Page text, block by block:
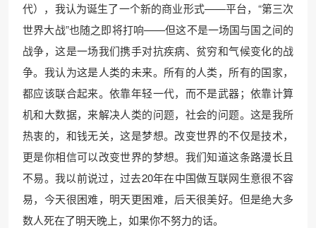
代），我认为诞生了一个新的商业形式——平台，“第三次
世界大战”也随之即将打响——但这不是一场国与国之间的
战争，这是一场我们携手对抗疾病、贫穷和气候变化的战
争。我认为这是人类的未来。所有的人类，所有的国家，
都应该联合起来。依靠年轻一代，而不是武器；依靠计算
机和大数据，来解决人类的问题，社会的问题。这是我所
热衷的，和钱无关，这是梦想。改变世界的不仅是技术，
更是你相信可以改变世界的梦想。我们知道这条路漫长且
不易。我以前说过，过去20年在中国做互联网生意很不容
易，今天很困难，明天更困难，后天很美好。但是绝大多
数人死在了明天晚上，如果你不努力的话。